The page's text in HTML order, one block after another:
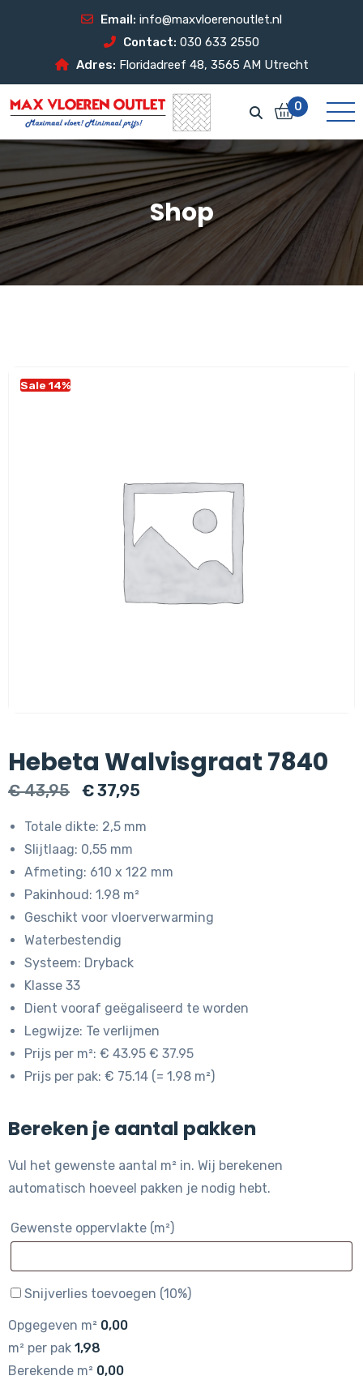
Email: info@maxvloerenoutlet.nl
Contact: 030 633 2550
Adres: Floridadreef 48, 3565 AM Utrecht
0
Shop
Sale 14%
Hebeta Walvisgraat 7840
€43,95
Oorspronkelijke
€ 43,95.
€37,95
€ 37,95.
Totale dikte: 2,5 mm
Slijtlaag: 0,55 mm
Afmeting: 610 x 122 mm
Pakinhoud: 1.98 m²
Geschikt voor vloerverwarming
Waterbestendig
Systeem: Dryback
Klasse 33
Dient vooraf geëgaliseerd te worden
Legwijze: Te verlijmen
Prijs per m²: € 43.95 € 37.95
Prijs per pak: € 75.14 (= 1.98 m²)
Bereken je aantal pakken
Vul het gewenste aantal m² in. Wij berekenen
automatisch hoeveel pakken je nodig hebt.
Gewenste oppervlakte (m²)
Snijverlies toevoegen (10%)
Opgegeven m² 0,00
m² per pak 1,98
Berekende m² 0,00